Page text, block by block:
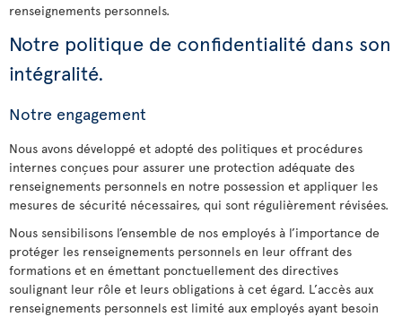
renseignements personnels.
Notre politique de confidentialité dans son
intégralité.
Notre engagement
Nous avons développé et adopté des politiques et procédures
internes conçues pour assurer une protection adéquate des
renseignements personnels en notre possession et appliquer les
mesures de sécurité nécessaires, qui sont régulièrement révisées.
Nous sensibilisons l’ensemble de nos employés à l’importance de
protéger les renseignements personnels en leur offrant des
formations et en émettant ponctuellement des directives
soulignant leur rôle et leurs obligations à cet égard. L’accès aux
renseignements personnels est limité aux employés ayant besoin